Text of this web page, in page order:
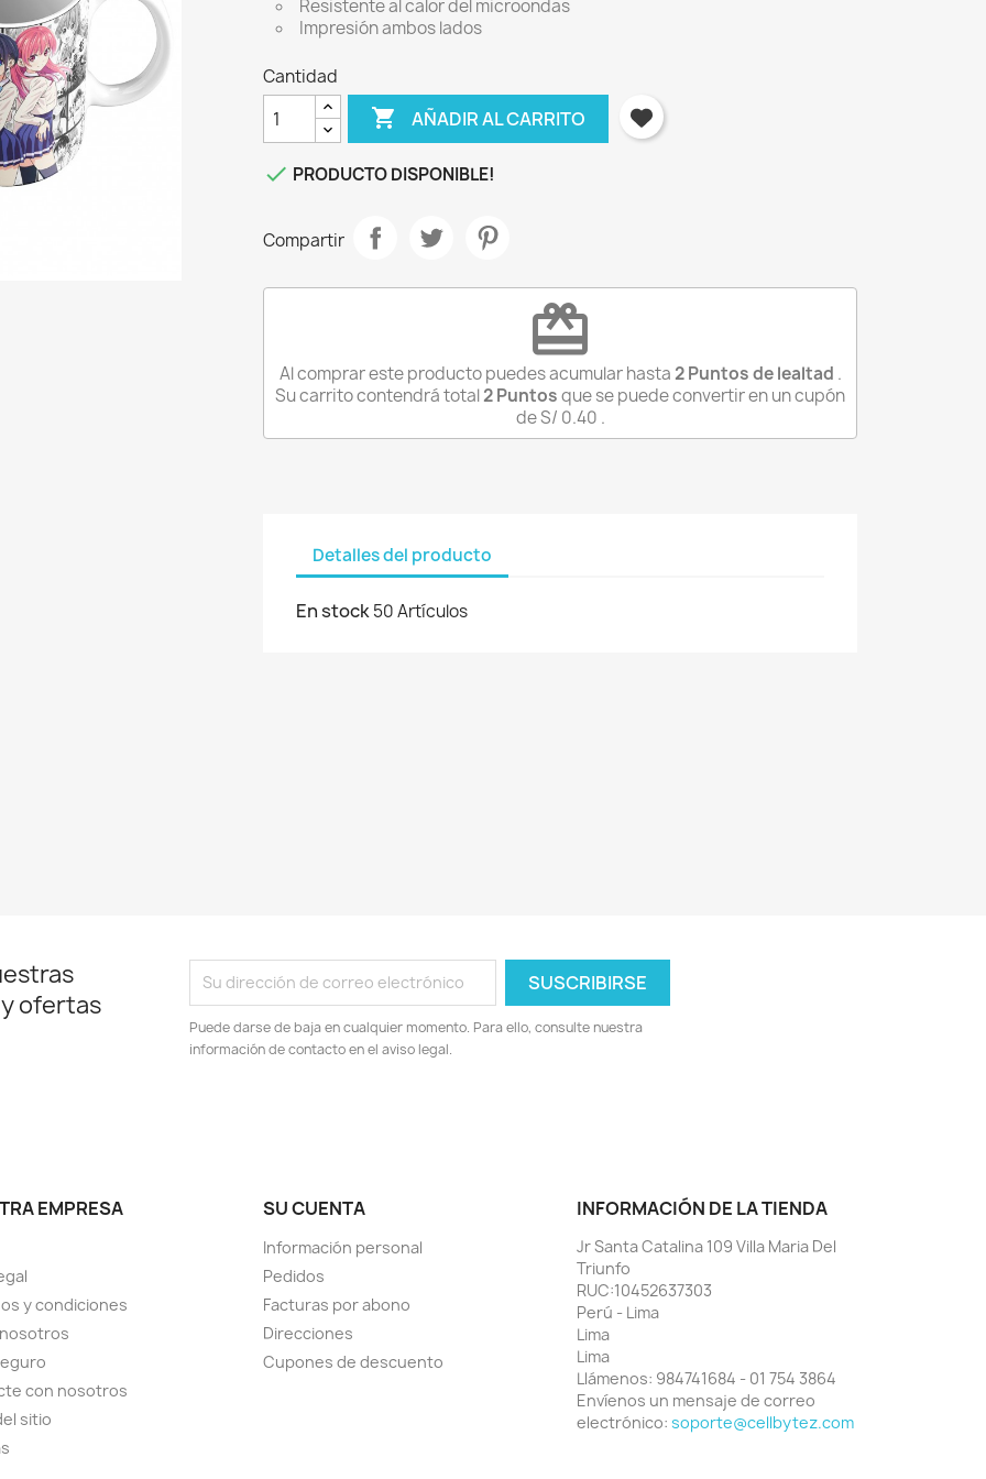
IPHONE 13
IPHONE 13 MINI
IPHONE 13 PRO
IPHONE 13 PRO MAX
Resistente al calor del microondas
Impresión ambos lados
Cantidad
 AÑADIR AL CARRITO
 PRODUCTO DISPONIBLE!
Compartir
redeem
Al comprar este producto puedes acumular hasta 2Puntos de lealtad .
Su carrito contendrá total2Puntosque se puede convertir en un cupón
deS/ 0.40 .
Detalles del producto
En stock50 Artículos
ofertas
Puede darse de baja en cualquier momento. Para ello, consulte nuestra
información de contacto en el aviso legal.
EMPRESA
y condiciones
con nosotros
sitio
SU CUENTA
Información personal
Pedidos
Facturas por abono
Direcciones
Cupones de descuento
INFORMACIÓN DE LA TIENDA
Jr Santa Catalina 109 Villa Maria Del
Triunfo
RUC:10452637303
Perú - Lima
Lima
Lima
Llámenos: 984741684 - 01 754 3864
Envíenos un mensaje de correo
electrónico: soporte@cellbytez.com